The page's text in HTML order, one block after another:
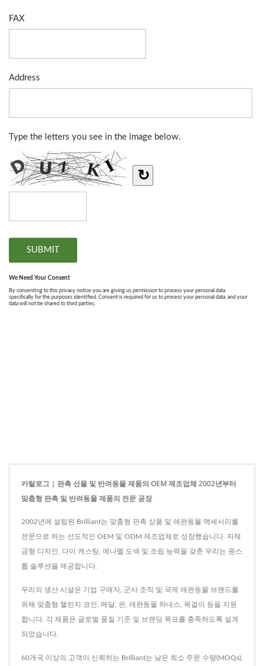
카탈로그 | 판촉 선물 및 반려동물 제품의 OEM 제조업체 2002년부터
맞춤형 판촉 및 반려동물 제품의 전문 공장
2002년에 설립된 Brilliant는 맞춤형 판촉 상품 및 애완동물 액세서리를
전문으로 하는 선도적인 OEM 및 ODM 제조업체로 성장했습니다. 자체
금형 디자인, 다이 캐스팅, 에나멜 도색 및 조립 능력을 갖춘 우리는 원스
톱 솔루션을 제공합니다.
우리의 생산 시설은 기업 구매자, 군사 조직 및 국제 애완동물 브랜드를
위해 맞춤형 챌린지 코인, 메달, 핀, 애완동물 하네스, 목걸이 등을 지원
합니다. 각 제품은 글로벌 품질 기준 및 브랜딩 목표를 충족하도록 설계
되었습니다.
60개국 이상의 고객이 신뢰하는 Brilliant는 낮은 최소 주문 수량(MOQs),